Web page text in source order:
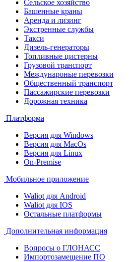
Сельское хозяйство
Башенные краны
Аренда и лизинг
Экстренные службы
Такси
Дизель-генераторы
Топливные цистерны
Грузовой транспорт
Междунароные перевозки
Общественный транспорт
Пассажирские перевозки
Дорожная техника
Платформа
Версия для Windows
Версия для MacOs
Версия для Linux
On-Premise
Мобильное приложение
Waliot для Android
Waliot для IOS
Остальные платформы
Дополнительная информация
Вопросы о ГЛОНАСС
Импортозамещение ПО